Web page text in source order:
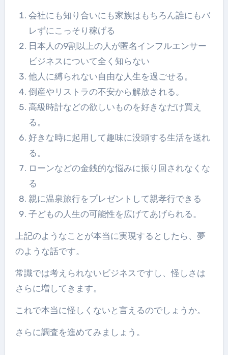
会社にも知り合いにも家族はもちろん誰にもバ
レずにこっそり稼げる
日本人の9割以上の人が匿名インフルエンサー
ビジネスについて全く知らない
他人に縛られない自由な人生を過ごせる。
倒産やリストラの不安から解放される。
高級時計などの欲しいものを好きなだけ買え
る。
好きな時に起用して趣味に没頭する生活を送れ
る。
ローンなどの金銭的な悩みに振り回されなくな
る
親に温泉旅行をプレゼントして親孝行できる
子どもの人生の可能性を広げてあげられる。
上記のようなことが本当に実現するとしたら、夢
のような話です。
常識では考えられないビジネスですし、怪しさは
さらに増してきます。
これで本当に怪しくないと言えるのでしょうか。
さらに調査を進めてみましょう。